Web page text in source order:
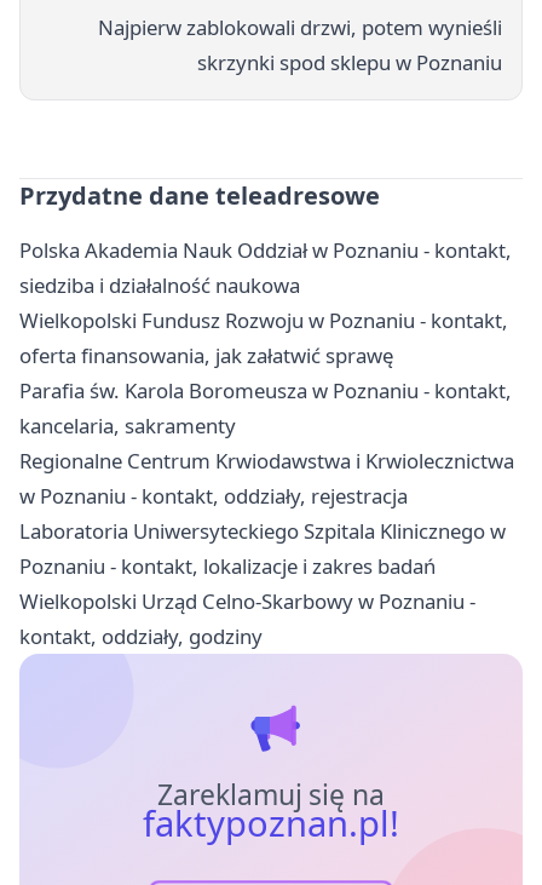
Najpierw zablokowali drzwi, potem wynieśli
skrzynki spod sklepu w Poznaniu
Przydatne dane teleadresowe
Polska Akademia Nauk Oddział w Poznaniu - kontakt,
siedziba i działalność naukowa
Wielkopolski Fundusz Rozwoju w Poznaniu - kontakt,
oferta finansowania, jak załatwić sprawę
Parafia św. Karola Boromeusza w Poznaniu - kontakt,
kancelaria, sakramenty
Regionalne Centrum Krwiodawstwa i Krwiolecznictwa
w Poznaniu - kontakt, oddziały, rejestracja
Laboratoria Uniwersyteckiego Szpitala Klinicznego w
Poznaniu - kontakt, lokalizacje i zakres badań
Wielkopolski Urząd Celno-Skarbowy w Poznaniu -
kontakt, oddziały, godziny
Zareklamuj się na
faktypoznan.pl!